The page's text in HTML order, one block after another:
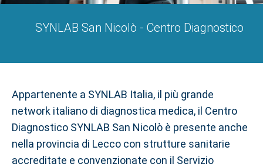
SYNLAB San Nicolò - Centro Diagnostico
Appartenente a SYNLAB Italia, il più grande
network italiano di diagnostica medica, il Centro
Diagnostico SYNLAB San Nicolò è presente anche
nella provincia di Lecco con strutture sanitarie
accreditate e convenzionate con il Servizio